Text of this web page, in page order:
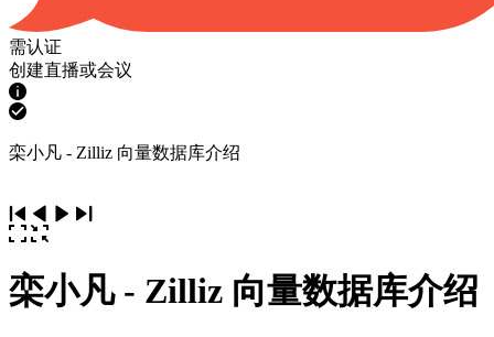
需认证
创建直播或会议
栾小凡 - Zilliz 向量数据库介绍
栾小凡 - Zilliz 向量数据库介绍